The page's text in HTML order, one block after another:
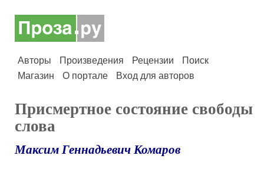
Авторы Произведения Рецензии
Поиск
Магазин
О портале Вход для авторов
Присмертное состояние свободы
слова
Максим Геннадьевич Комаров